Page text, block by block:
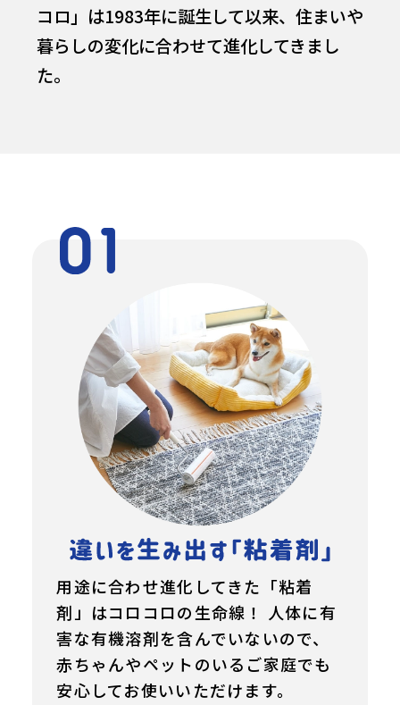
コロ」は1983年に誕生して以来、住まいや
暮らしの変化に合わせて進化してきまし
た。
用途に合わせ進化してきた「粘着
剤」はコロコロの生命線！ 人体に有
害な有機溶剤を含んでいないので、
赤ちゃんやペットのいるご家庭でも
安心してお使いいただけます。